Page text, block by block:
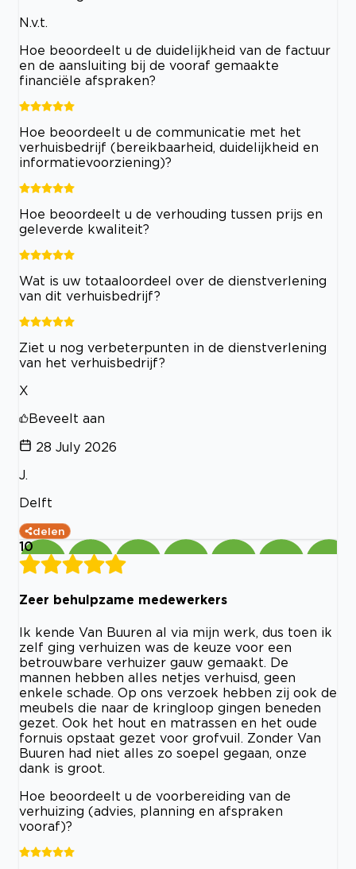
N.v.t.
Hoe beoordeelt u de duidelijkheid van de factuur
en de aansluiting bij de vooraf gemaakte
financiële afspraken?
Hoe beoordeelt u de communicatie met het
verhuisbedrijf (bereikbaarheid, duidelijkheid en
informatievoorziening)?
Hoe beoordeelt u de verhouding tussen prijs en
geleverde kwaliteit?
Wat is uw totaaloordeel over de dienstverlening
van dit verhuisbedrijf?
Ziet u nog verbeterpunten in de dienstverlening
van het verhuisbedrijf?
X
Beveelt aan
28 July 2026
J.
Delft
delen
10
Zeer behulpzame medewerkers
Ik kende Van Buuren al via mijn werk, dus toen ik
zelf ging verhuizen was de keuze voor een
betrouwbare verhuizer gauw gemaakt. De
mannen hebben alles netjes verhuisd, geen
enkele schade. Op ons verzoek hebben zij ook de
meubels die naar de kringloop gingen beneden
gezet. Ook het hout en matrassen en het oude
fornuis opstaat gezet voor grofvuil. Zonder Van
Buuren had niet alles zo soepel gegaan, onze
dank is groot.
Hoe beoordeelt u de voorbereiding van de
verhuizing (advies, planning en afspraken
vooraf)?